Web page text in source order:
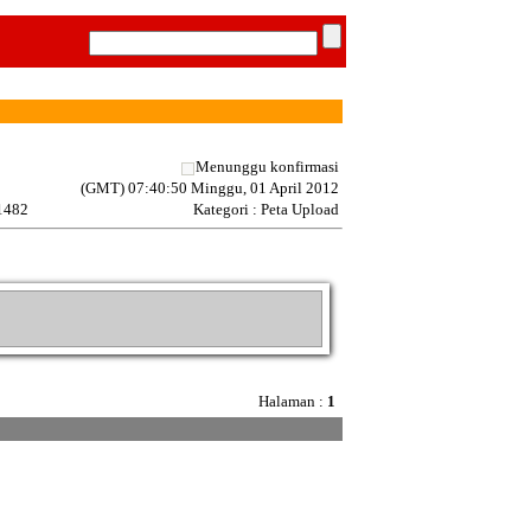
Menunggu konfirmasi
(GMT) 07:40:50 Minggu, 01 April 2012
Kategori : Peta Upload
Halaman : 1